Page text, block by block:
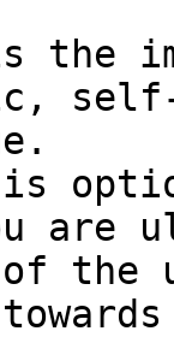
the
are
of the